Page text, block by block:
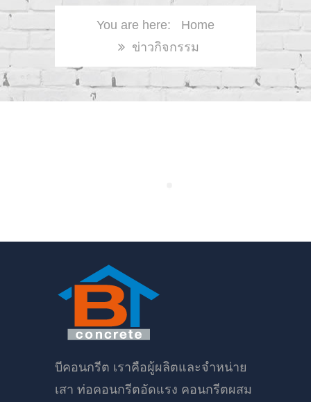
Home
ข่าวกิจกรรม
บีคอนกรีต เราคือผู้ผลิตและจำหน่าย
เสา ท่อคอนกรีตอัดแรง คอนกรีตผสม